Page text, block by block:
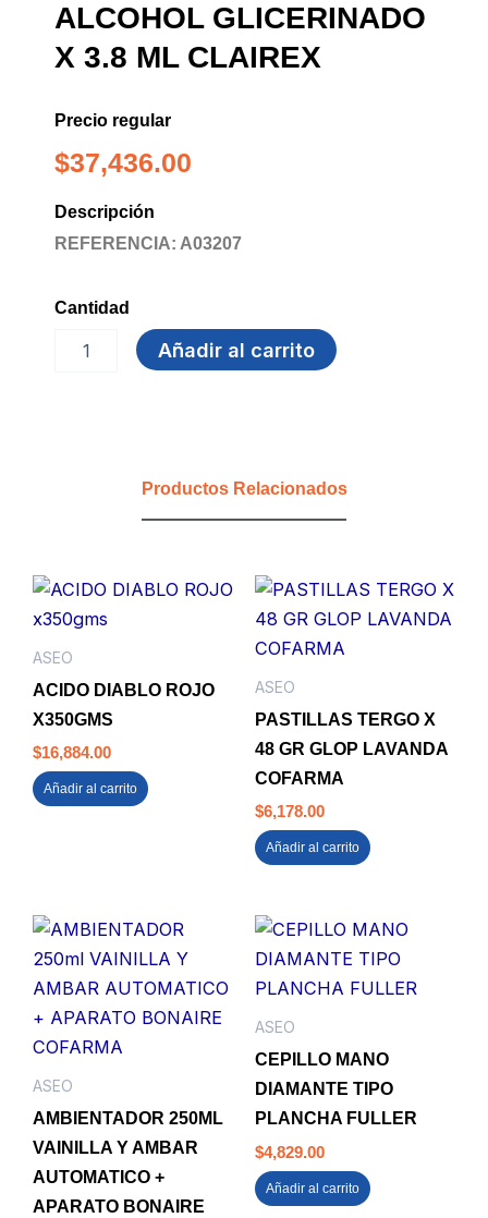
ALCOHOL GLICERINADO
X 3.8 ML CLAIREX
Precio regular
$37,436.00
Descripción
REFERENCIA: A03207
Cantidad
GLICERINADO
Añadir al carrito
Productos Relacionados
ASEO
ACIDO DIABLO ROJO
X350GMS
$16,884.00
Añadir al carrito
ASEO
PASTILLAS TERGO X
48 GR GLOP LAVANDA
COFARMA
$6,178.00
Añadir al carrito
ASEO
AMBIENTADOR 250ML
VAINILLA Y AMBAR
AUTOMATICO +
APARATO BONAIRE
ASEO
CEPILLO MANO
DIAMANTE TIPO
PLANCHA FULLER
$4,829.00
Añadir al carrito